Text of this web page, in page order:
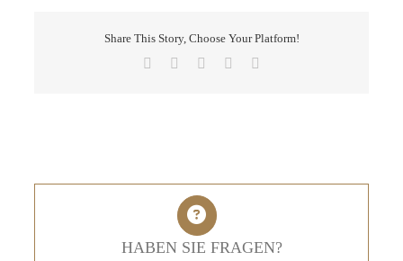
Share This Story, Choose Your Platform!
Facebook LinkedInPinterest
HABEN SIE FRAGEN?